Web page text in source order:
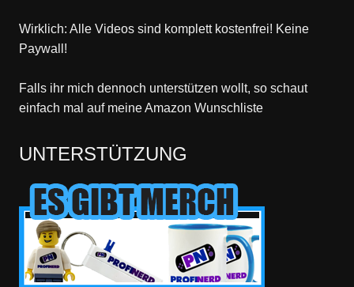
Wirklich: Alle Videos sind komplett kostenfrei! Keine
Paywall!
Falls ihr mich dennoch unterstützen wollt, so schaut
einfach mal auf meine Amazon Wunschliste
UNTERSTÜTZUNG